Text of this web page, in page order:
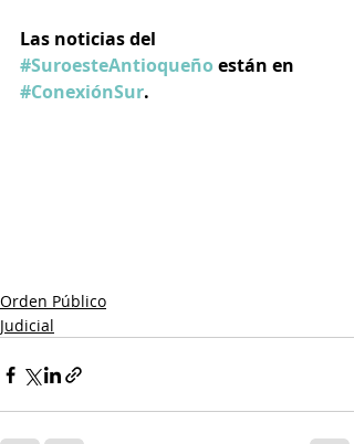
Las noticias del
#SuroesteAntioqueño están en
#ConexiónSur.
Orden Público
Judicial